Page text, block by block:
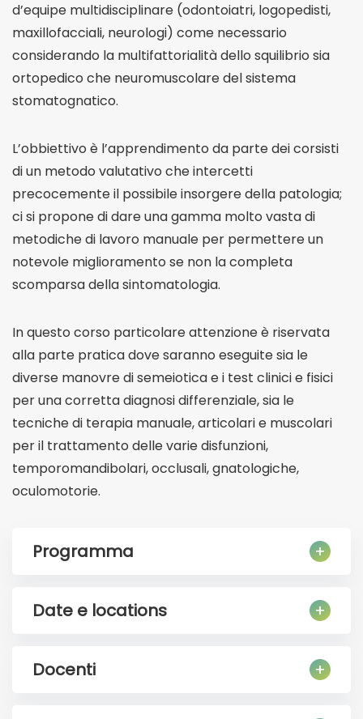
d’equipe multidisciplinare (odontoiatri, logopedisti,
maxillofacciali, neurologi) come necessario
considerando la multifattorialità dello squilibrio sia
ortopedico che neuromuscolare del sistema
stomatognatico.
L’obbiettivo è l’apprendimento da parte dei corsisti
di un metodo valutativo che intercetti
precocemente il possibile insorgere della patologia;
ci si propone di dare una gamma molto vasta di
metodiche di lavoro manuale per permettere un
notevole miglioramento se non la completa
scomparsa della sintomatologia.
In questo corso particolare attenzione è riservata
alla parte pratica dove saranno eseguite sia le
diverse manovre di semeiotica e i test clinici e fisici
per una corretta diagnosi differenziale, sia le
tecniche di terapia manuale, articolari e muscolari
per il trattamento delle varie disfunzioni,
temporomandibolari, occlusali, gnatologiche,
oculomotorie.
Programma
Date e locations
Docenti